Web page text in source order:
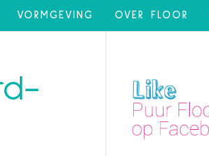
VORMGEVING OVER FLOOR